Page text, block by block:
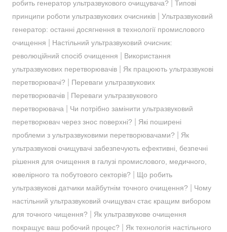
робить генератор ультразвукового очищувача?
Типові
принципи роботи ультразвукових очисників| Ультразвуковий
генератор: останні досягнення в технології промислового
очищення
Настільний ультразвуковий очисник:
революційний спосіб очищення
Використання
ультразвукових перетворювачів| Як працюють ультразвукові
перетворювачі?
Переваги ультразвукових
перетворювачів| Переваги ультразвукового
перетворювача
Чи потрібно замінити ультразвуковий
перетворювач через знос поверхні?
Які поширені
проблеми з ультразвуковими перетворювачами?
Як
ультразвукові очищувачі забезпечують ефективні, безпечні
рішення для очищення в галузі промислового, медичного,
ювелірного та побутового секторів?
Що робить
ультразвукові датчики майбутнім точного очищення?
Чому
настільний ультразвуковий очищувач стає кращим вибором
для точного чищення?
Як ультразвукове очищення
покращує ваш робочий процес?
Як технологія настільного